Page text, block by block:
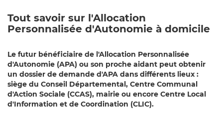
Tout savoir sur l'Allocation
Personnalisée d'Autonomie à domicile
Le futur bénéficiaire de l'Allocation Personnalisée
d'Autonomie (APA) ou son proche aidant peut obtenir
un dossier de demande d'APA dans différents lieux :
siège du Conseil Départemental, Centre Communal
d'Action Sociale (CCAS), mairie ou encore Centre Local
d'Information et de Coordination (CLIC).